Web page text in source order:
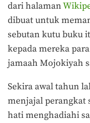
dari halaman
dibuat untuk
sebutan kutu buku
kepada mereka
jamaah Mojokiyah
Sekira awal tahun
menjajal perangkat
hati menghadiahi